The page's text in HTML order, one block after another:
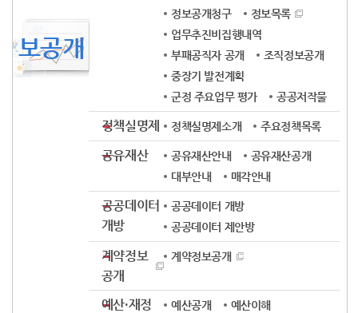
보공개
정보공개청구
정보목록
업무추진비집행내역
부패공직자 공개
조직정보공개
중장기 발전계획
군정 주요업무 평가
공공저작물
정책실명제 정책실명제소개 주요정책목록
공유재산 공유재산안내
공유재산공개
대부안내
매각안내
공공데이터
개방
공공데이터 개방
공공데이터 제안방
계약정보
공개
계약정보공개
예산·재정 예산공개
예산이해